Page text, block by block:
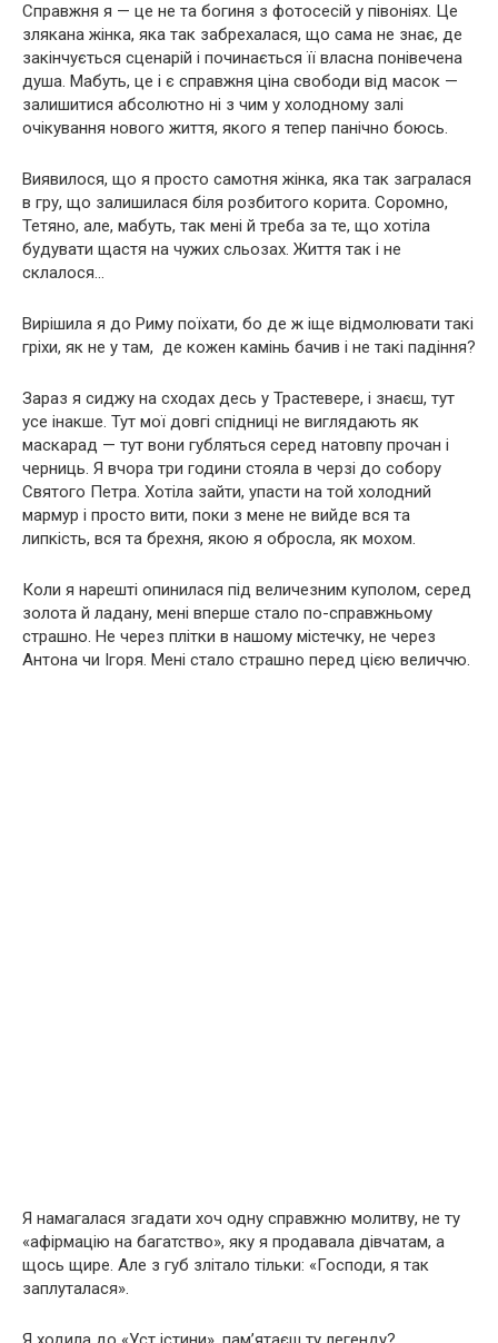
Справжня я — це не та богиня з фотосесій у півоніях. Це
злякана жінка, яка так забрехалася, що сама не знає, де
закінчується сценарій і починається її власна понівечена
душа. Мабуть, це і є справжня ціна свободи від масок —
залишитися абсолютно ні з чим у холодному залі
очікування нового життя, якого я тепер панічно боюсь.
Виявилося, що я просто самотня жінка, яка так загралася
в гру, що залишилася біля розбитого корита. Соромно,
Тетяно, але, мабуть, так мені й треба за те, що хотіла
будувати щастя на чужих сльозах. Життя так і не
склалося…
Вирішила я до Риму поїхати, бо де ж іще відмолювати такі
гріхи, як не у там, де кожен камінь бачив і не такі падіння?
Зараз я сиджу на сходах десь у Трастевере, і знаєш, тут
усе інакше. Тут мої довгі спідниці не виглядають як
маскарад — тут вони губляться серед натовпу прочан і
черниць. Я вчора три години стояла в черзі до собору
Святого Петра. Хотіла зайти, упасти на той холодний
мармур і просто вити, поки з мене не вийде вся та
липкість, вся та брехня, якою я обросла, як мохом.
Коли я нарешті опинилася під величезним куполом, серед
золота й ладану, мені вперше стало по-справжньому
страшно. Не через плітки в нашому містечку, не через
Антона чи Ігоря. Мені стало страшно перед цією величчю.
Я намагалася згадати хоч одну справжню молитву, не ту
«афірмацію на багатство», яку я продавала дівчатам, а
щось щире. Але з губ злітало тільки: «Господи, я так
заплуталася».